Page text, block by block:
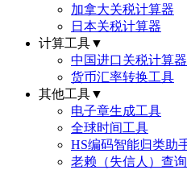
加拿大关税计算器
日本关税计算器
计算工具▼
中国进口关税计算器
货币汇率转换工具
其他工具▼
电子章生成工具
全球时间工具
HS编码智能归类助
老赖（失信人）查